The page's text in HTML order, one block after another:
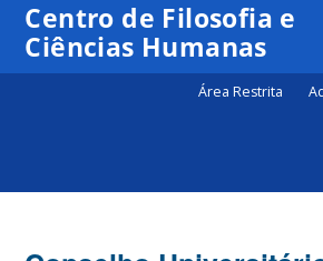
Centro de Filosofia e
Ciências Humanas
Área Restrita